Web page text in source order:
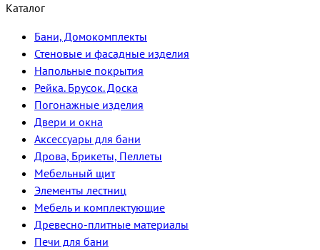
Каталог
Бани, Домокомплекты
Стеновые и фасадные изделия
Напольные покрытия
Рейка. Брусок. Доска
Погонажные изделия
Двери и окна
Аксессуары для бани
Дрова, Брикеты, Пеллеты
Мебельный щит
Элементы лестниц
Мебель и комплектующие
Древесно-плитные материалы
Печи для бани